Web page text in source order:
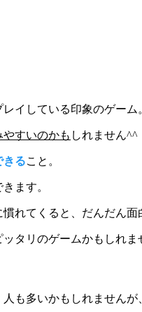
イしている印象のゲーム
すいのかも しれません^^
きること。
ます。
れてくると、だんだん
タリのゲームかもしれま
も多いかもしれません